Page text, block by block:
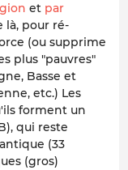
et par
là, pour ré-
(ou supprime
plus "pauvres"
Basse et
etc.) Les
forment un
qui reste
(33
(gros)